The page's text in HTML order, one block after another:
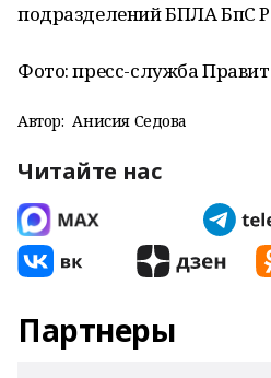
подразделений БПЛА БпС
Фото: пресс-служба
Автор: Анисия Седова
Читайте нас
Партнеры